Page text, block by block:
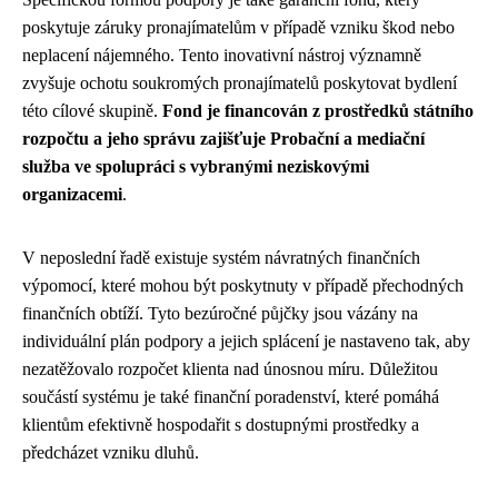
poskytuje záruky pronajímatelům v případě vzniku škod nebo
neplacení nájemného. Tento inovativní nástroj významně
zvyšuje ochotu soukromých pronajímatelů poskytovat bydlení
této cílové skupině. Fond je financován z prostředků státního
rozpočtu a jeho správu zajišťuje Probační a mediační
služba ve spolupráci s vybranými neziskovými
organizacemi.
V neposlední řadě existuje systém návratných finančních
výpomocí, které mohou být poskytnuty v případě přechodných
finančních obtíží. Tyto bezúročné půjčky jsou vázány na
individuální plán podpory a jejich splácení je nastaveno tak, aby
nezatěžovalo rozpočet klienta nad únosnou míru. Důležitou
součástí systému je také finanční poradenství, které pomáhá
klientům efektivně hospodařit s dostupnými prostředky a
předcházet vzniku dluhů.